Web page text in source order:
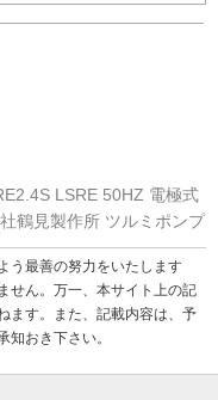
LSRE 50HZ 電極式
鶴見製作所 ツルミポンプ
う最善の努力をいたします
せん。万一、本サイト上の記
ます。また、記載内容は、予
おき下さい。